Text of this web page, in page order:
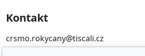
Kontakt
crsmo.rokycany@tiscali.cz
371722718